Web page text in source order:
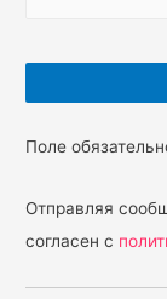
Поле
Отправляя
согласен с